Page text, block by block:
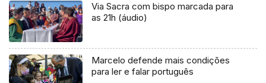
Via Sacra com bispo marcada para
as 21h (áudio)
Marcelo defende mais condições
para ler e falar português